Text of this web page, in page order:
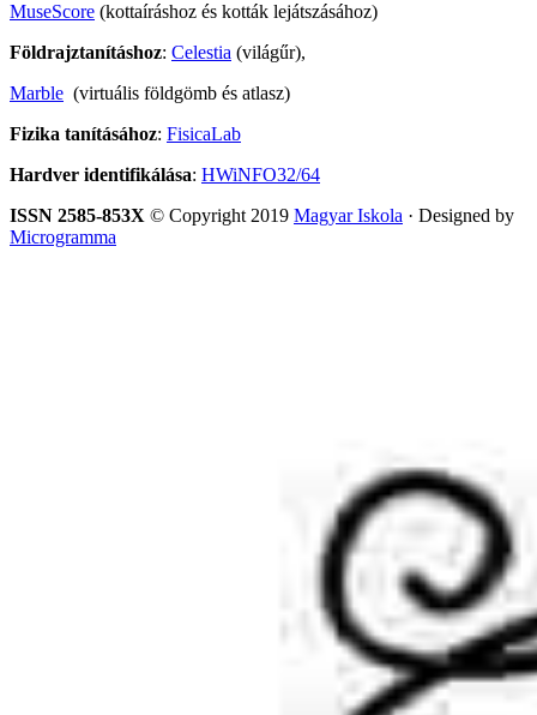
MuseScore (kottaíráshoz és kották lejátszásához)
Földrajztanításhoz: Celestia (világűr),
Marble (virtuális földgömb és atlasz)
Fizika tanításához: FisicaLab
Hardver identifikálása: HWiNFO32/64
ISSN 2585-853X © Copyright 2019 Magyar Iskola · Designed by
Microgramma